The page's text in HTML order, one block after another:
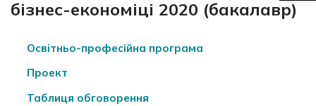
бізнес-економіці 2020 (бакалавр)
Освітньо-професійна програма
Проект
Таблиця обговорення